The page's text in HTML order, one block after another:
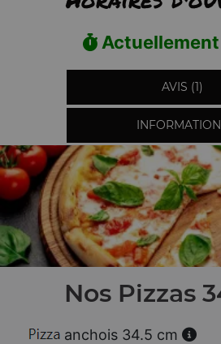
AVIS (1)
Nos Pizzas
anchois 34.5 cm